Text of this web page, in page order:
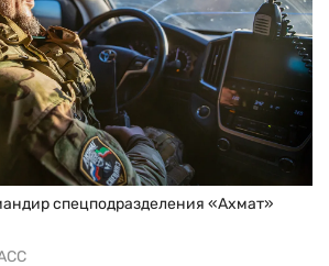
спецподразделения «Ахмат»